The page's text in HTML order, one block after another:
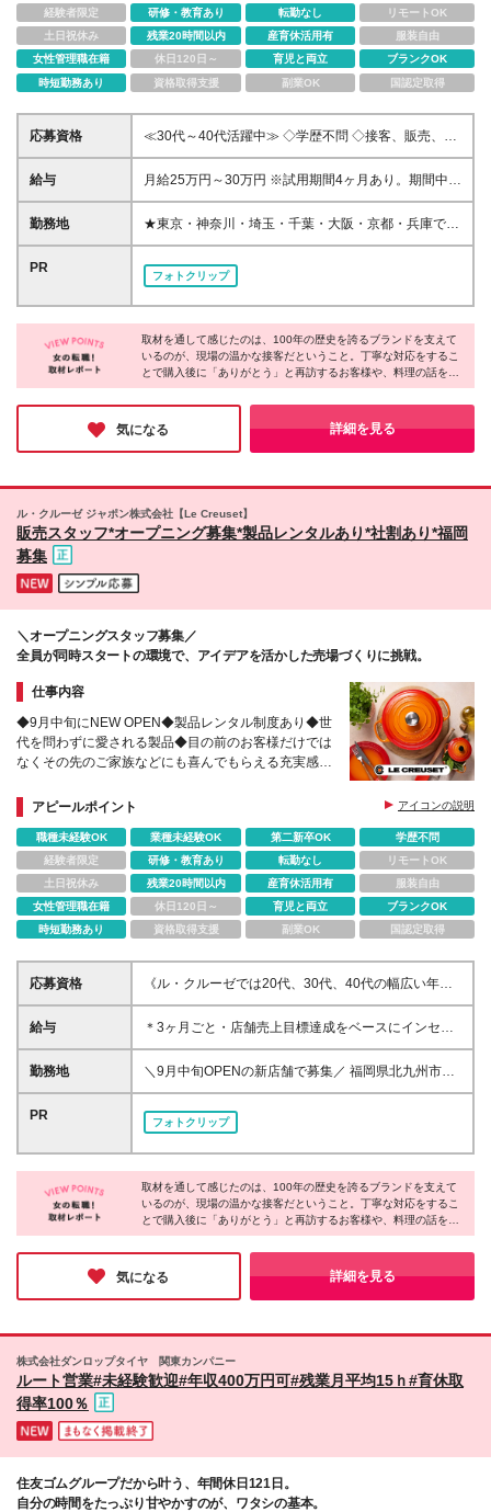
経験者限定
研修・教育あり 転勤なし
リモートOK
土日祝休み
残業20時間以内 産育休活用有
服装自由
女性管理職在籍
休日120日～ 育児と両立
ブランクOK
時短勤務あり
資格取得支援 副業OK 国認定取得
応募資格
≪30代～40代活躍中≫ ◇学歴不問 ◇接客、販売、営
業などお客様対応の経験をお持ちの方 ＊人柄を重視
して採用を行っています！ぜひお気軽にご応募くださ
興味がある方 ◇経験を活かし丁寧な接客に挑戦した
い方 ◇分からないことも聞きやすい温かい環境で働
い方
給与
月給25万円～30万円 ※試用期間4ヶ月あり。期間中の
給与・待遇の差異はありません。 ※月給額は、あなた
の年齢、経験、能力を考慮の上、優遇いたします。待
経験の浅い方も歓迎いたします！ ※残業代は実労働時
勤務地
★東京・神奈川・埼玉・千葉・大阪・京都・兵庫で採
用強化中！★ ＊勤務地は希望を考慮して決定いたし
ます 【東京】 ◇二子玉川ライズ店 ◇北千住マルイ店
◇南町田グランベリーパークアウトレット店 ◇池袋
東武店 ◇新宿伊勢丹店 ◇松屋銀座店 ◇日本橋三越店
【神奈川】 ◇テラスモール湘南店 ◇ラゾーナ川崎店
◇そごう横浜店 ◇三井アウトレットパーク 横浜ベイ
サイド店 【埼玉】 ◇そごう大宮店 ◇レイクタウン ア
ウトレット店 ◇三井アウトレットパーク入間店 【千
レットパーク 木更津店 ◇酒々井プレミアム・アウト
レット店 【栃木】 ◇佐野プレミアム・アウトレット
店 ◇心斎橋大丸店 【京都】 ◇京都大丸店 ◇京都伊勢
丹店 ◇京都高島屋S.C.店 【兵庫】 ◇神戸三田プレミ
地
PR
フォトクリップ
取材を通して感じたのは、100年の歴史を誇るブランドを支えて
いるのが、現場の温かな接客だということ。丁寧な対応をするこ
とで購入後に「ありがとう」と再訪するお客様や、料理の話を共
有しに来る方がいるなど、関係が続いていく接客が根付いていま
す。働いていくうちにブランドのファンになるスタッフも多く、
だからこそ心の通う提案ができるのだと実感しました！
気になる 詳細を見る
ル・クルーゼ ジャポン株式会社【Le Creuset】
販売スタッフ*オープニング募集*製品レンタルあり*社割あり*福岡
募集
＼オープニングスタッフ募集／
全員が同時スタートの環境で、アイデアを活かした売場づくりに挑戦。
仕事内容
◆9月中旬にNEW OPEN◆製品レンタル制度あり◆世
代を問わずに愛される製品◆目の前のお客様だけでは
なくその先のご家族などにも喜んでもらえる充実感あ
アピールポイント
アイコンの説明
職種未経験OK 業種未経験OK 第二新卒OK
学歴不問
経験者限定
研修・教育あり 転勤なし
リモートOK
土日祝休み
残業20時間以内 産育休活用有
服装自由
女性管理職在籍
休日120日～ 育児と両立
ブランクOK
時短勤務あり
資格取得支援 副業OK 国認定取得
応募資格
《ル・クルーゼでは20代、30代、40代の幅広い年代
のスタッフが活躍中》 ◇学歴不問 ◇接客、販売、営
業などお客様対応の経験をお持ちの方 ≪こんな方は
分のアイデアで売場を工夫したい方 ◇オープニング
メンバーとして働きたい方 ◇年齢を重ねても安心し
給与
＊3ヶ月ごと・店舗売上目標達成をベースにインセン
ティブ支給あり ＊中には1回あたりの支給で34万円以
上のインセンティブをもらったスタッフも！ 月給25
齢、経験、能力を考慮の上、優遇いたします。待遇条
浅い方も歓迎いたします！ ※残業代は実労働時間に応
じて全額別途支給いたします。
勤務地
＼9月中旬OPENの新店舗で募集／ 福岡県北九州市八
幡東区東田4-1-1 ジ アウトレット北九州 ※別店舗で
の研修を調整中です。詳しくは面接時にお聞きくださ
い。 ※9/1入社予定です。（入社日は応相談） (変更の
範囲)上記を除く当社関連勤務地
PR
フォトクリップ
取材を通して感じたのは、100年の歴史を誇るブランドを支えて
いるのが、現場の温かな接客だということ。丁寧な対応をするこ
とで購入後に「ありがとう」と再訪するお客様や、料理の話を共
有しに来る方がいるなど、関係が続いていく接客が根付いていま
す。働いていくうちにブランドのファンになるスタッフも多く、
だからこそ心の通う提案ができるのだと実感しました！
気になる 詳細を見る
株式会社ダンロップタイヤ 関東カンパニー
ルート営業#未経験歓迎#年収400万円可#残業月平均15ｈ#育休取
得率100％
住友ゴムグループだから叶う、年間休日121日。
自分の時間をたっぷり甘やかすのが、ワタシの基本。